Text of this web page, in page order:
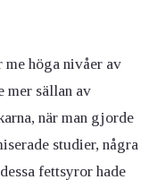
me höga nivåer av
mer sällan av
när man gjorde
studier, några
fettsyror hade